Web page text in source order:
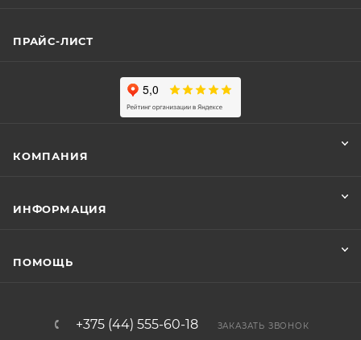
ПРАЙС-ЛИСТ
КОМПАНИЯ
ИНФОРМАЦИЯ
ПОМОЩЬ
+375 (44) 555-60-18 ЗАКАЗАТЬ ЗВОНОК